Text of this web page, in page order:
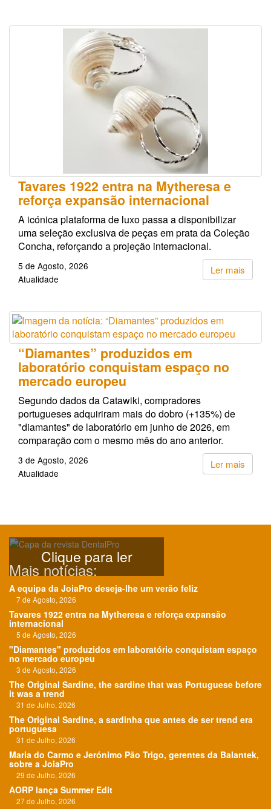
Tavares 1922 entra na Mytheresa e
reforça expansão internacional
A icónica plataforma de luxo passa a disponibilizar
uma seleção exclusiva de peças em prata da Coleção
Concha, reforçando a projeção internacional.
Ler mais
5 de Agosto, 2026
Atualidade
“Diamantes” produzidos em
laboratório conquistam espaço no
mercado europeu
Segundo dados da Catawiki, compradores
portugueses adquiriram mais do dobro (+135%) de
"diamantes" de laboratório em junho de 2026, em
comparação com o mesmo mês do ano anterior.
Ler mais
3 de Agosto, 2026
Atualidade
Clique para ler
Mais notícias:
A equipa da JoiaPro deseja-lhe um verão feliz
7 de Agosto, 2026
Tavares 1922 entra na Mytheresa e reforça expansão
internacional
5 de Agosto, 2026
"Diamantes" produzidos em laboratório conquistam espaço
no mercado europeu
3 de Agosto, 2026
The Original Sardine, the sardine that was Portuguese before
it was a trend
31 de Julho, 2026
The Original Sardine, a sardinha que antes de ser trend era
portuguesa
31 de Julho, 2026
Maria do Carmo e Jerónimo Pão Trigo, gerentes da Balantek,
sobre a JoiaPro
29 de Julho, 2026
AORP lança Summer Edit
27 de Julho, 2026